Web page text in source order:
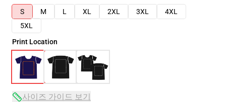
S
M L XL 2XL 3XL
4XL
5XL
Print Location
사이즈 가이드 보기